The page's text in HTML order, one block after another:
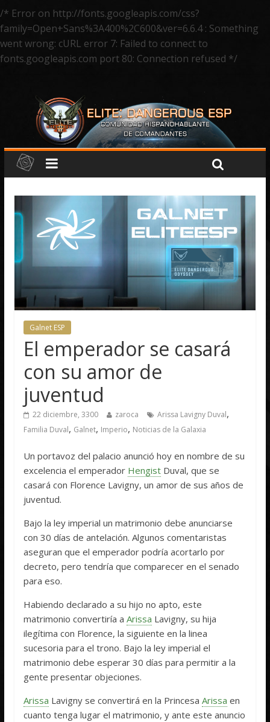
/* Error on http://fonts.googleapis.com/css?
family=Open+Sans%3A400%2C600&ver=6.6.4 : Something
went wrong: cURL error 7: Failed to connect to
fonts.googleapis.com port 80: Connection refused */
Galnet ESP
El emperador se casará
con su amor de
juventud
22 diciembre, 3300 zaroca Arissa Lavigny Duval,
Familia Duval, Galnet, Imperio, Noticias de la Galaxia
Un portavoz del palacio anunció hoy en nombre de su
excelencia el emperador Hengist Duval, que se
casará con Florence Lavigny, un amor de sus años de
juventud.
Bajo la ley imperial un matrimonio debe anunciarse
con 30 días de antelación. Algunos comentaristas
aseguran que el emperador podría acortarlo por
decreto, pero tendría que comparecer en el senado
para eso.
Habiendo declarado a su hijo no apto, este
matrimonio convertiría aArissa Lavigny, su hija
ilegítima con Florence, la siguiente en la linea
sucesoria para el trono. Bajo la ley imperial el
matrimonio debe esperar 30 días para permitir a la
gente presentar objeciones.
Arissa Lavigny se convertirá en la PrincesaArissa en
cuanto tenga lugar el matrimonio, y ante este anuncio